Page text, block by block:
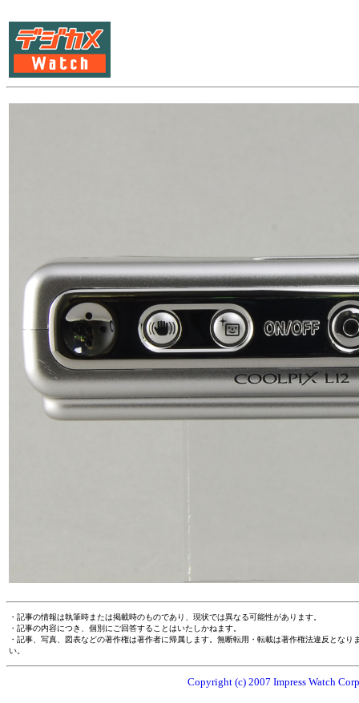
・記事の情報は執筆時または掲載時のものであり、現状では異なる可能性があります。
・記事の内容につき、個別にご回答することはいたしかねます。
・記事、写真、図表などの著作権は著作者に帰属します。無断転用・転載は著作権法違反とな
い。
Copyright (c) 2007 Impress Watch